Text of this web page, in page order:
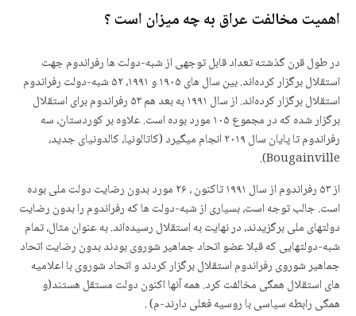
اهمیت مخالفت عراق به چه میزان است ؟
در طول قرن گذشته تعداد قابل توجهی از شبه-دولت ها رفراندوم جهت
استقلال برگزار کردەاند. بین سال های ١٩٠۵ و ١٩٩١، ۵٢ شبه-دولت رفراندوم
استقلال برگزار کردەاند. از سال ١٩٩١ به بعد هم ۵٣ رفراندوم برای استقلال
برگزار شده که در مجموع ١٠۵ مورد بوده است. علاوه بر کوردستان، سه
رفراندوم تا پایان سال ٢٠١٩ انجام میگیرد (کاتالونیا، کالدونیای جدید،
Bougainville).
از ۵٣ رفراندوم از سال ١٩٩١ تاکنون ، ٢۶ مورد بدون رضایت دولت ملی بودە
است. جالب توجه است، بسیاری از شبه-دولت ها که رفراندوم را بدون رضایت
دولتهای ملی برگزیدند، در نهایت به استقلال رسیدەاند. به عنوان مثال، تمام
شبه-دولتهایی که قبلا عضو اتحاد جماهیر شوروی بودند بدون رضایت اتحاد
جماهیر شوروی رفراندوم استقلال برگزار کردند و اتحاد شوروی با اعلامیه
های استقلال همگی مخالفت کرد. همه آنها اکنون دولت مستقل هستند(و
همگی رابطه سیاسی با روسیه فعلی دارند-م) .